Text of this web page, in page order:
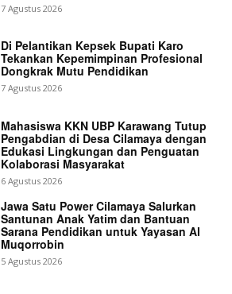
7 Agustus 2026
Di Pelantikan Kepsek Bupati Karo
Tekankan Kepemimpinan Profesional
Dongkrak Mutu Pendidikan
7 Agustus 2026
Mahasiswa KKN UBP Karawang Tutup
Pengabdian di Desa Cilamaya dengan
Edukasi Lingkungan dan Penguatan
Kolaborasi Masyarakat
6 Agustus 2026
Jawa Satu Power Cilamaya Salurkan
Santunan Anak Yatim dan Bantuan
Sarana Pendidikan untuk Yayasan Al
Muqorrobin
5 Agustus 2026